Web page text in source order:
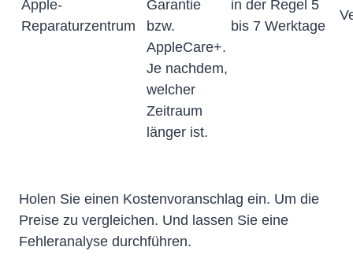
Apple-
Reparaturzentrum
Garantie
bzw.
AppleCare+.
Je nachdem,
welcher
Zeitraum
länger ist.
in der Regel 5
bis 7 Werktage
Holen Sie einen Kostenvoranschlag ein. Um die
Preise zu vergleichen. Und lassen Sie eine
Fehleranalyse durchführen.